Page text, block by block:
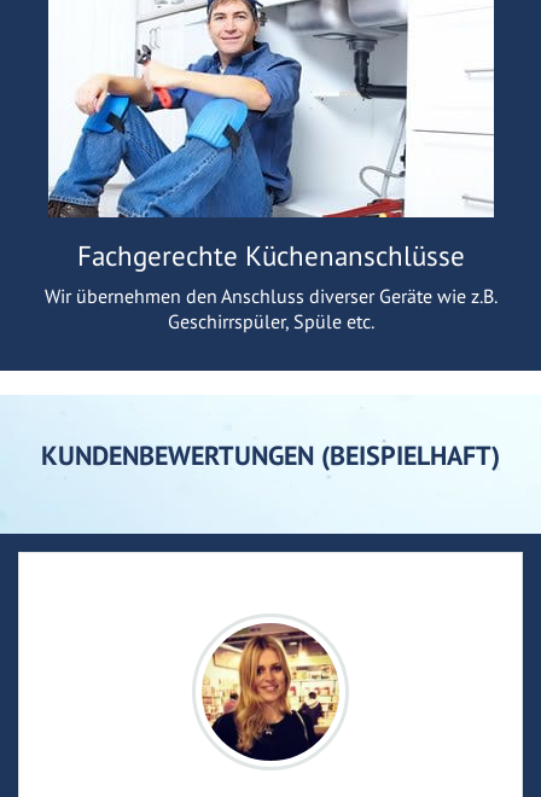
Fachgerechte Küchenanschlüsse
Wir übernehmen den Anschluss diverser Geräte wie z.B.
Geschirrspüler, Spüle etc.
KUNDENBEWERTUNGEN (BEISPIELHAFT)